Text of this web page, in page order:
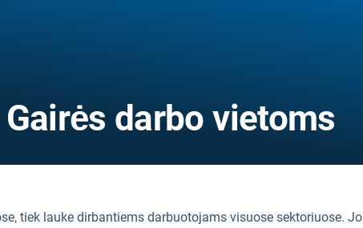
darbo vietoms
tiek lauke dirbantiems darbuotojams visuose sektoriuose. Jo